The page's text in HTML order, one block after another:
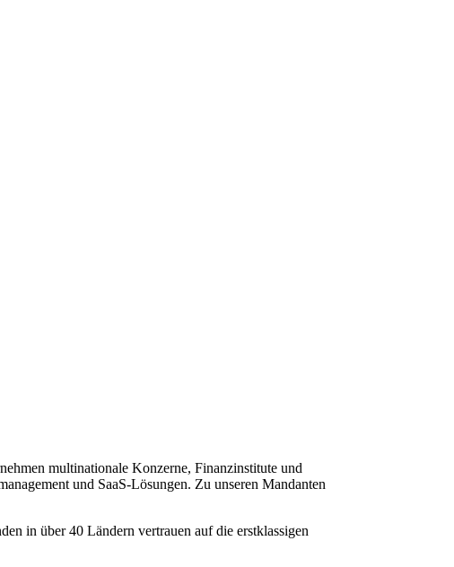
multinationale Konzerne, Finanzinstitute und
und SaaS-Lösungen. Zu unseren Mandanten
in über 40 Ländern vertrauen auf die erstklassigen